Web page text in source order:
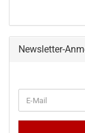
Newsletter-
ZUR
E-
Mail